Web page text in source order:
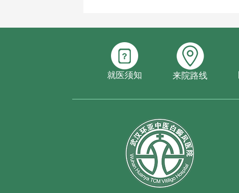
就医须知 来院路线